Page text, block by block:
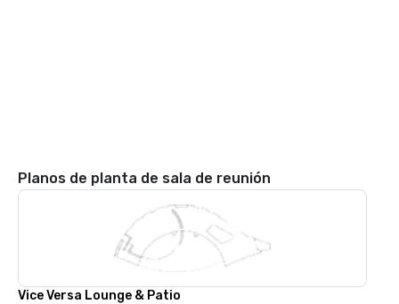
Planos de planta de sala de reunión
Vice Versa Lounge & Patio